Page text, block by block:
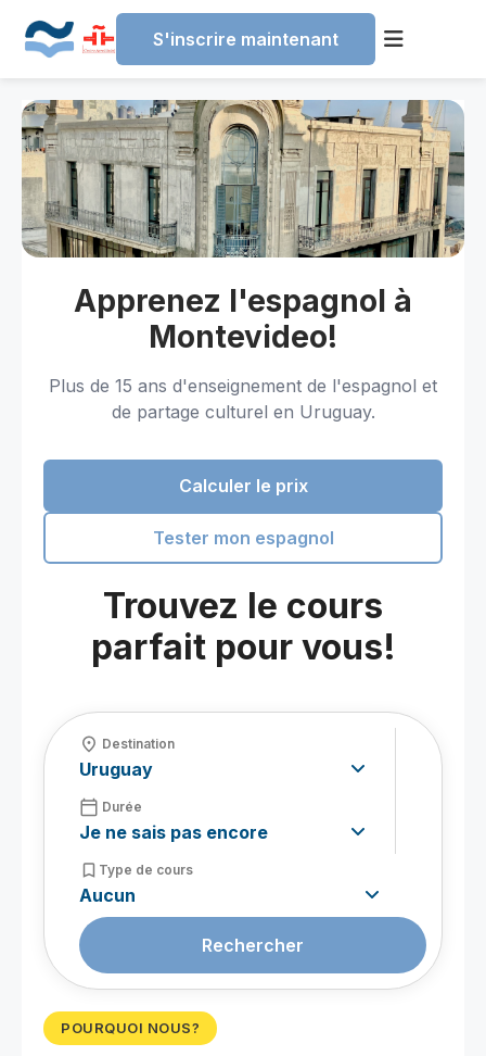
S'inscrire maintenant
content
Apprenez l'espagnol à
Montevideo!
Plus de 15 ans d'enseignement de l'espagnol et
de partage culturel en Uruguay.
Calculer le prix
Tester mon espagnol
Trouvez le cours
parfait pour vous!
fmd_good Destination
calendar_today Durée
bookmark_border Type de cours
Rechercher
POURQUOI NOUS?